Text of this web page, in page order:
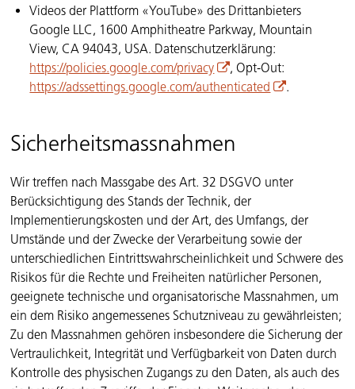
Videos der Plattform «YouTube» des Drittanbieters
Google LLC, 1600 Amphitheatre Parkway, Mountain
View, CA 94043, USA. Datenschutzerklärung:
https://policies.google.com/privacy
, Opt-Out:
https://adssettings.google.com/authenticated
.
Sicherheitsmassnahmen
Wir treffen nach Massgabe des Art. 32 DSGVO unter
Berücksichtigung des Stands der Technik, der
Implementierungskosten und der Art, des Umfangs, der
Umstände und der Zwecke der Verarbeitung sowie der
unterschiedlichen Eintrittswahrscheinlichkeit und Schwere des
Risikos für die Rechte und Freiheiten natürlicher Personen,
geeignete technische und organisatorische Massnahmen, um
ein dem Risiko angemessenes Schutzniveau zu gewährleisten;
Zu den Massnahmen gehören insbesondere die Sicherung der
Vertraulichkeit, Integrität und Verfügbarkeit von Daten durch
Kontrolle des physischen Zugangs zu den Daten, als auch des